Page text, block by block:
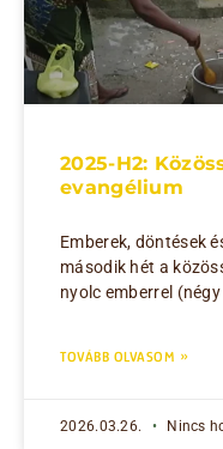
2025-H2:
evangélium
Emberek, döntések
második hét a
nyolc emberrel
TOVÁBB OLVASOM »
2026.03.26. Nincs